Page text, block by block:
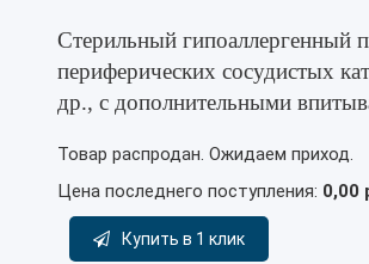
Стерильный гипоаллергенный
периферических сосудистых
др., с дополнительными
Товар распродан. Ожидаем приход.
Цена последнего поступления: 0,00
Купить в 1 клик